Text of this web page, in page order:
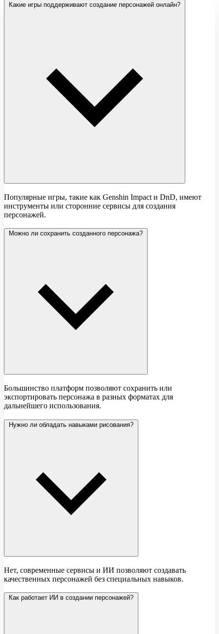
Какие игры поддерживают создание персонажей онлайн?
Популярные игры, такие как Genshin Impact и DnD, имеют
инструменты или сторонние сервисы для создания
персонажей.
Можно ли сохранить созданного персонажа?
Большинство платформ позволяют сохранить или
экспортировать персонажа в разных форматах для
дальнейшего использования.
Нужно ли обладать навыками рисования?
Нет, современные сервисы и ИИ позволяют создавать
качественных персонажей без специальных навыков.
Как работает ИИ в создании персонажей?